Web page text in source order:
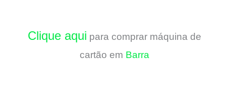
Clique aqui para comprar máquina de
cartão em Barra